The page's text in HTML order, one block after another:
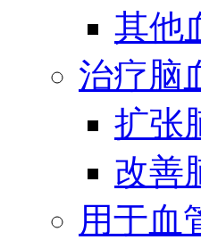
其他
治疗脑
扩张
改善
用于血